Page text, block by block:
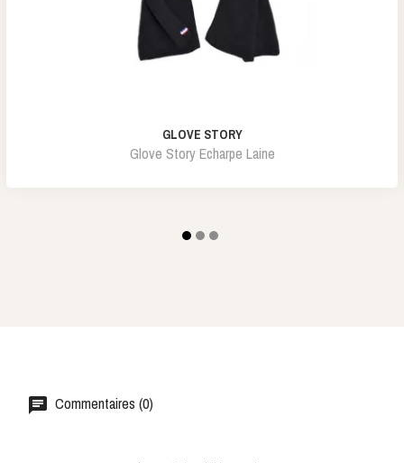
GLOVE STORY
Glove Story Echarpe Laine
Commentaires (0)